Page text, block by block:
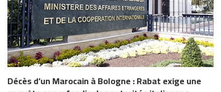
Décès d’un Marocain à Bologne : Rabat exige une